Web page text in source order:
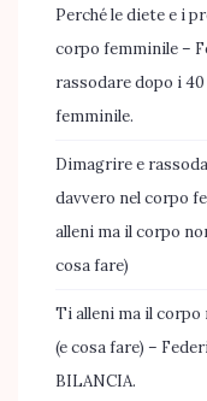
Perché le diete e i
corpo femminile –
rassodare dopo i
femminile.
Dimagrire e
davvero nel corpo
alleni ma il corpo
cosa fare)
Ti alleni ma il corpo
(e cosa fare) –
BILANCIA.